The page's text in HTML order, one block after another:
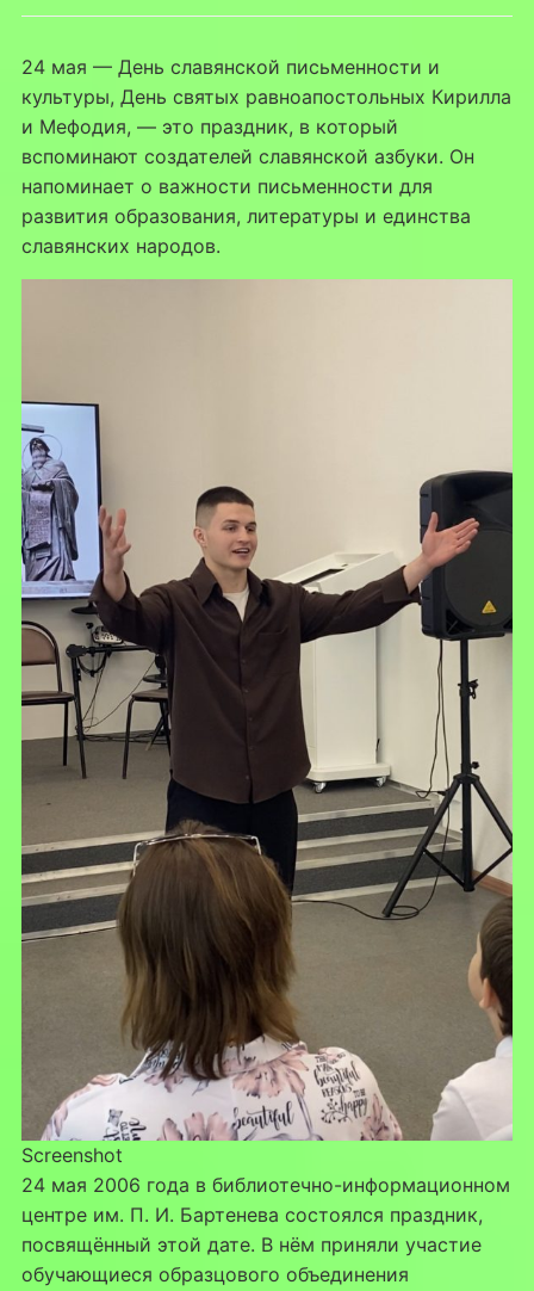
24 мая — День славянской письменности и
культуры, День святых равноапостольных Кирилла
и Мефодия, — это праздник, в который
вспоминают создателей славянской азбуки. Он
напоминает о важности письменности для
развития образования, литературы и единства
славянских народов.
Screenshot
24 мая 2006 года в библиотечно-информационном
центре им. П. И. Бартенева состоялся праздник,
посвящённый этой дате. В нём приняли участие
обучающиеся образцового объединения